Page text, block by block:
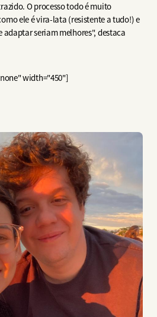
O processo todo é muito
ele é vira-lata (resistente a tudo!) e
adaptar seriam melhores", destaca
width="450"]